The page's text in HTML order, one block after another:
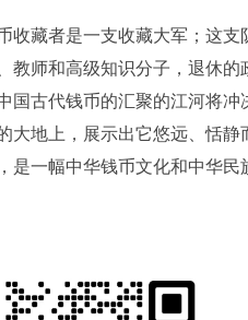
收藏者是一支收藏大军；这
师和高级知识分子，退休的
国古代钱币的汇聚的江河将
大地上，展示出它悠远、恬静
是一幅中华钱币文化和中华